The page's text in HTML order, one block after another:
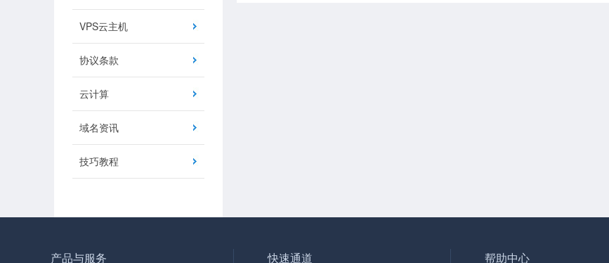
VPS云主机
协议条款
云计算
域名资讯
技巧教程
产品与服务 快速通道 帮助中心